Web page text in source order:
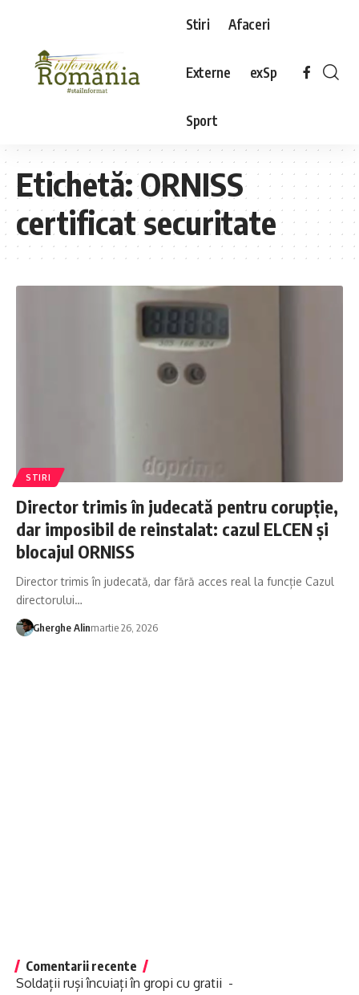
Stiri Afaceri
Externe exSp
Sport
Etichetă:ORNISS
certificat securitate
STIRI
Director trimis în judecată pentru corupție,
dar imposibil de reinstalat: cazul ELCEN și
blocajul ORNISS
Director trimis în judecată, dar fără acces real la funcție Cazul
directorului…
Gherghe Alinmartie 26, 2026
Comentarii recente
Soldații ruși încuiați în gropi cu gratii -